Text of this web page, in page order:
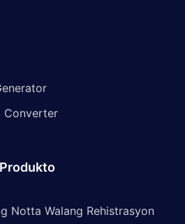
Converter
Notta Walang Rehistrasyon